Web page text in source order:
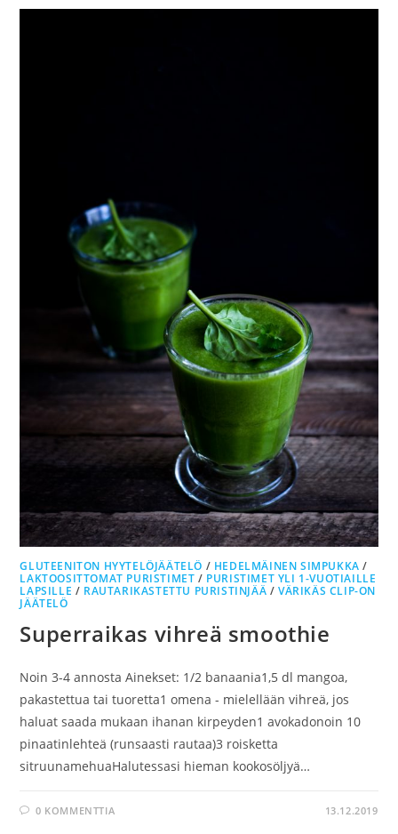
GLUTEENITON HYYTELÖJÄÄTELÖ / HEDELMÄINEN SIMPUKKA /
LAKTOOSITTOMAT PURISTIMET / PURISTIMET YLI 1-VUOTIAILLE
LAPSILLE / RAUTARIKASTETTU PURISTINJÄÄ /VÄRIKÄS CLIP-ON
JÄÄTELÖ
Superraikas vihreä smoothie
Noin 3-4 annosta Ainekset: 1/2 banaania1,5 dl mangoa,
pakastettua tai tuoretta1 omena - mielellään vihreä, jos
haluat saada mukaan ihanan kirpeyden1 avokadonoin 10
pinaatinlehteä (runsaasti rautaa)3 roisketta
sitruunamehuaHalutessasi hieman kookosöljyä…
0 KOMMENTTIA 13.12.2019